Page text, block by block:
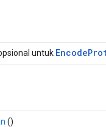
untuk Encode
()